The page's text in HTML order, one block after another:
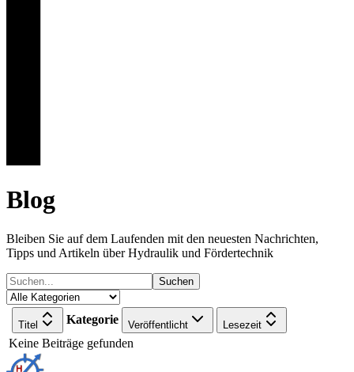
Blog
Bleiben Sie auf dem Laufenden mit den neuesten Nachrichten,
Tipps und Artikeln über Hydraulik und Fördertechnik
Suchen
Titel Kategorie Veröffentlicht Lesezeit
Keine Beiträge gefunden